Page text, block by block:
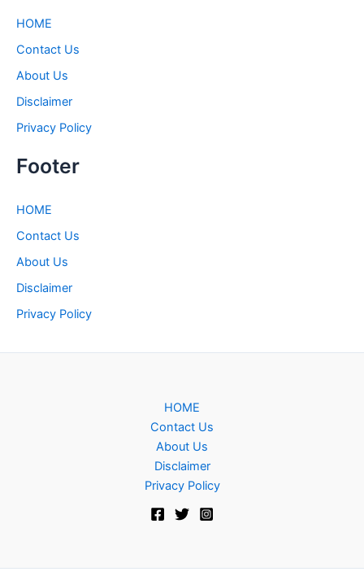
HOME
Contact Us
About Us
Disclaimer
Privacy Policy
Footer
HOME
Contact Us
About Us
Disclaimer
Privacy Policy
HOME
Contact Us
About Us
Disclaimer
Privacy Policy